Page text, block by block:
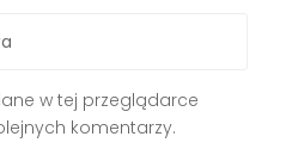
w tej przeglądarce
komentarzy.